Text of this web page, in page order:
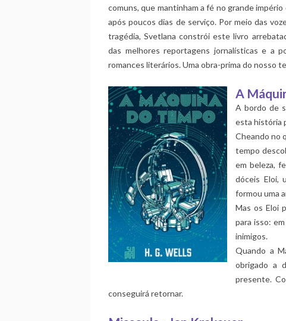
comuns, que mantinham a fé no grande
após poucos dias de serviço. Por meio das
tragédia, Svetlana constrói este livro
das melhores reportagens jornalísticas e a
romances literários. Uma obra-prima do nosso
A
A bordo de
esta história
Cheando no
tempo
em beleza,
dóceis Eloi,
formou uma
Mas os Eloi
para isso:
inimigos.
Quando a
obrigado a
presente.
conseguirá retornar.